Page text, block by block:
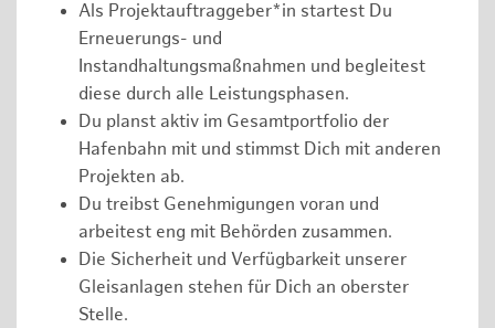
Als Projektauftraggeber*in startest Du
Erneuerungs- und
Instandhaltungsmaßnahmen und begleitest
diese durch alle Leistungsphasen.
Du planst aktiv im Gesamtportfolio der
Hafenbahn mit und stimmst Dich mit anderen
Projekten ab.
Du treibst Genehmigungen voran und
arbeitest eng mit Behörden zusammen.
Die Sicherheit und Verfügbarkeit unserer
Gleisanlagen stehen für Dich an oberster
Stelle.